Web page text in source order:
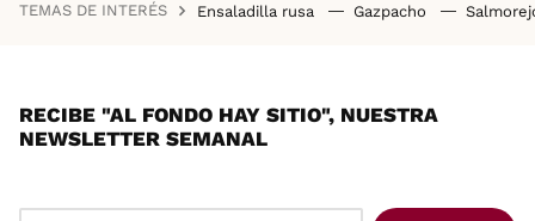
TEMAS DE INTERÉS Ensaladilla rusa Gazpacho
RECIBE "AL FONDO HAY SITIO", NUESTRA
NEWSLETTER SEMANAL